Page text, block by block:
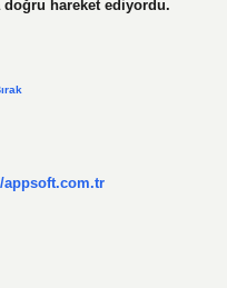
doğru hareket ediyordu.
appsoft.com.tr